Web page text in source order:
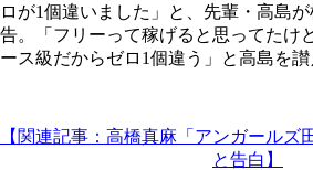
ロが1個違いました」と、先輩・高島
告。「フリーって稼げると思ってたけ
ース級だからゼロ1個違う」と高島を讃
【関連記事：高橋真麻「アンガールズ
と告白】